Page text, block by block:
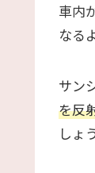
車内
なる
サン
を反
しょ